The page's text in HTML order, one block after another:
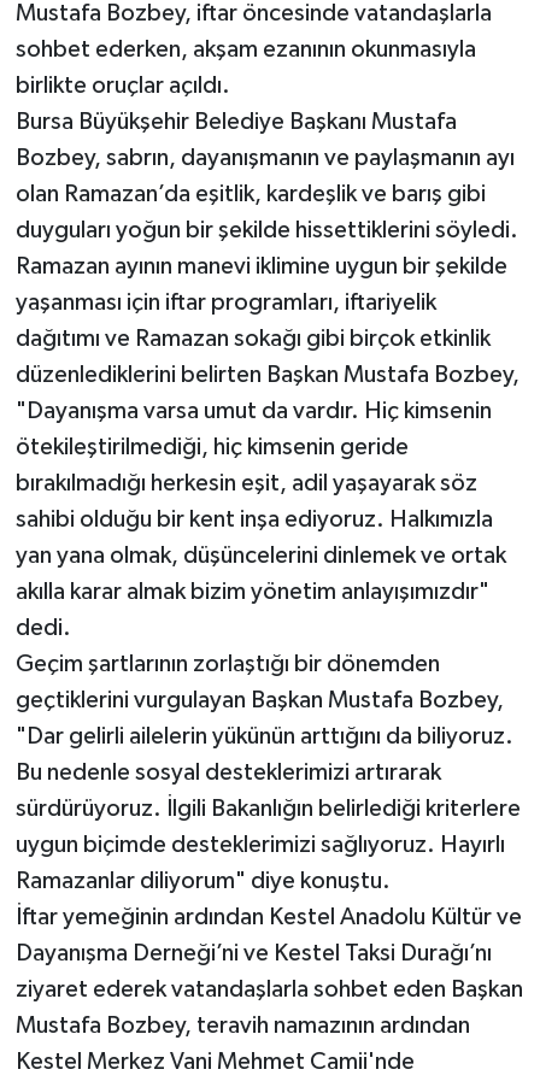
Mustafa Bozbey, iftar öncesinde vatandaşlarla
sohbet ederken, akşam ezanının okunmasıyla
birlikte oruçlar açıldı.
Bursa Büyükşehir Belediye Başkanı Mustafa
Bozbey, sabrın, dayanışmanın ve paylaşmanın ayı
olan Ramazan’da eşitlik, kardeşlik ve barış gibi
duyguları yoğun bir şekilde hissettiklerini söyledi.
Ramazan ayının manevi iklimine uygun bir şekilde
yaşanması için iftar programları, iftariyelik
dağıtımı ve Ramazan sokağı gibi birçok etkinlik
düzenlediklerini belirten Başkan Mustafa Bozbey,
"Dayanışma varsa umut da vardır. Hiç kimsenin
ötekileştirilmediği, hiç kimsenin geride
bırakılmadığı herkesin eşit, adil yaşayarak söz
sahibi olduğu bir kent inşa ediyoruz. Halkımızla
yan yana olmak, düşüncelerini dinlemek ve ortak
akılla karar almak bizim yönetim anlayışımızdır"
dedi.
Geçim şartlarının zorlaştığı bir dönemden
geçtiklerini vurgulayan Başkan Mustafa Bozbey,
"Dar gelirli ailelerin yükünün arttığını da biliyoruz.
Bu nedenle sosyal desteklerimizi artırarak
sürdürüyoruz. İlgili Bakanlığın belirlediği kriterlere
uygun biçimde desteklerimizi sağlıyoruz. Hayırlı
Ramazanlar diliyorum" diye konuştu.
İftar yemeğinin ardından Kestel Anadolu Kültür ve
Dayanışma Derneği’ni ve Kestel Taksi Durağı’nı
ziyaret ederek vatandaşlarla sohbet eden Başkan
Mustafa Bozbey, teravih namazının ardından
Kestel Merkez Vani Mehmet Camii'nde